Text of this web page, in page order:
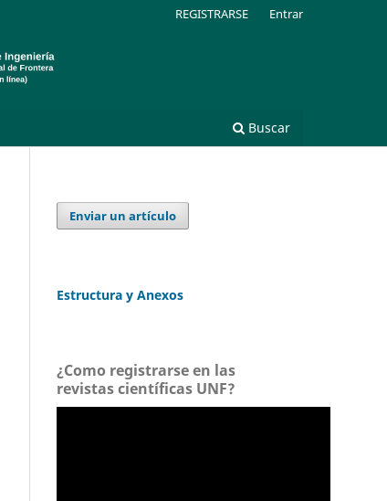
Buscar
REGISTRARSE Entrar
Enviar un artículo
Estructura y Anexos
¿Como registrarse en las
revistas científicas UNF?